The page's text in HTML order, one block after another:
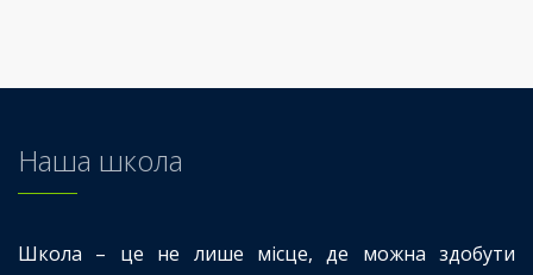
Наша школа
Школа – це не лише місце, де можна здобути